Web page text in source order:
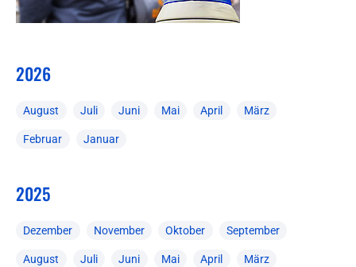
2026
August Juli Juni Mai April März
Februar Januar
2025
Dezember November Oktober September
August Juli Juni Mai April März